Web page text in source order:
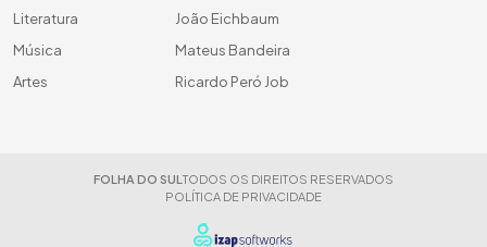
Literatura
Música
Artes
João Eichbaum
Mateus Bandeira
Ricardo Peró Job
FOLHA DO SUL TODOS OS DIREITOS RESERVADOS
POLÍTICA DE PRIVACIDADE